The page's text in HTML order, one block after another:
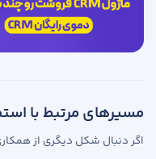
مسیرهای مرتبط با
اگر دنبال شکل دیگری از